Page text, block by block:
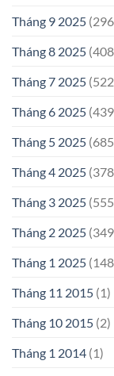
Tháng 9 2025
Tháng 8 2025
Tháng 7 2025
Tháng 6 2025
Tháng 5 2025
Tháng 4 2025
Tháng 3 2025
Tháng 2 2025
Tháng 1 2025
Tháng 11 2015 (1)
Tháng 10 2015 (2)
Tháng 1 2014 (1)